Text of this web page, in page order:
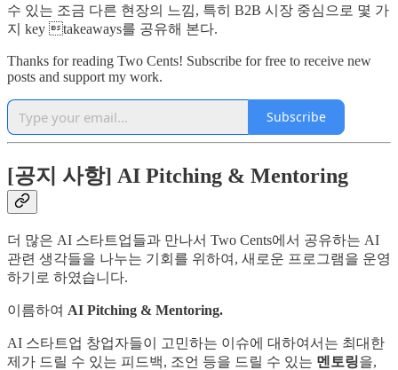
수 있는 조금 다른 현장의 느낌, 특히 B2B 시장 중심으로 몇 가
지 key takeaways를 공유해 본다.
Thanks for reading Two Cents! Subscribe for free to receive new
posts and support my work.
Subscribe
[공지 사항] AI Pitching & Mentoring
더 많은 AI 스타트업들과 만나서 Two Cents에서 공유하는 AI
관련 생각들을 나누는 기회를 위하여, 새로운 프로그램을 운영
하기로 하였습니다.
이름하여 AI Pitching & Mentoring.
AI 스타트업 창업자들이 고민하는 이슈에 대하여서는 최대한
제가 드릴 수 있는 피드백, 조언 등을 드릴 수 있는 멘토링을,